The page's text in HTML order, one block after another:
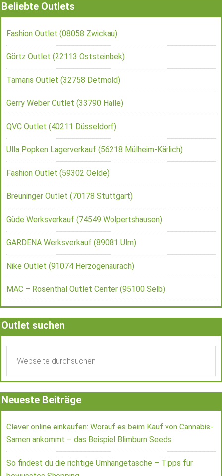
Beliebte Outlets
Fashion Outlet (08058 Zwickau)
Görtz Outlet (22113 Oststeinbek)
Tamaris Outlet (32758 Detmold)
Gerry Weber Outlet (33790 Halle)
QVC Outlet (40211 Düsseldorf)
Ulla Popken Lagerverkauf (56218 Mülheim-Kärlich)
Fashion Outlet (59302 Oelde)
Breuninger Outlet (70178 Stuttgart)
Güde Werksverkauf (74549 Wolpertshausen)
GARDENA Werksverkauf (89081 Ulm)
Nike Outlet (91074 Herzogenaurach)
MAC – Rosenthal Outlet Center (95100 Selb)
Outlet suchen
Neueste Beiträge
Clever online einkaufen: Worauf es beim Kauf von Cannabis-
Samen ankommt – das Beispiel Blimburn Seeds
So findest du die richtige Umhängetasche – Tipps für